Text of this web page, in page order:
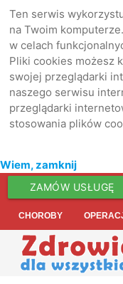
Ten serwis
na Twoim
w celach
Pliki cookies możesz
swojej przeglądarki
naszego serwisu
przeglądarki
stosowania plików
Wiem, zamknij
ZAMÓW USŁUGĘ
CHOROBY